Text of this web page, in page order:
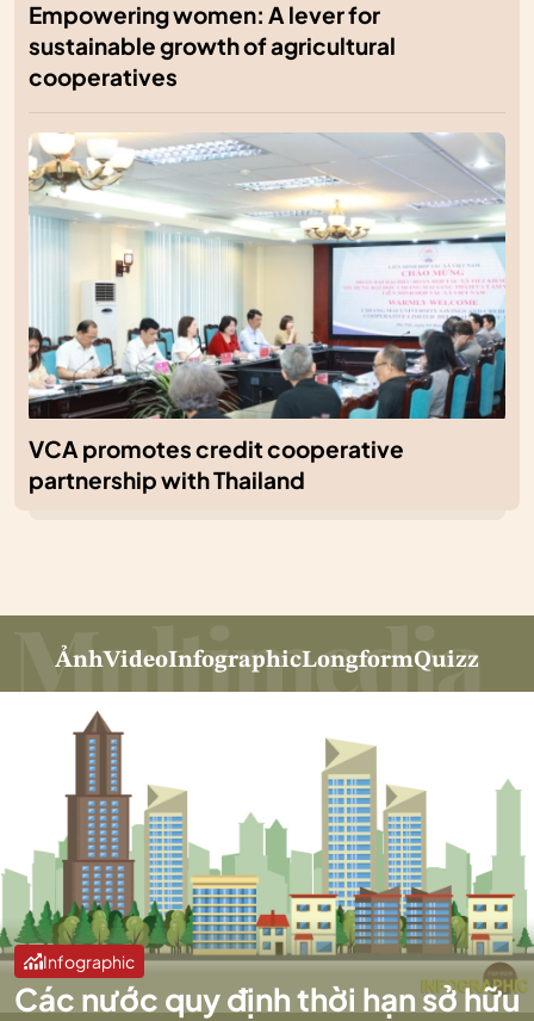
Empowering women: A lever for
sustainable growth of agricultural
cooperatives
VCA promotes credit cooperative
partnership with Thailand
ẢnhVideoInfographicLongformQuizz
Infographic
Các nước quy định thời hạn sở hữu